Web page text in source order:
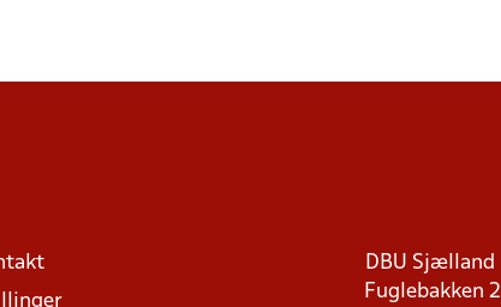
DBU Sjælland
Fuglebakken 2